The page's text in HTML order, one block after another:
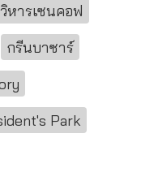
หารเซนคอฟ
กรีนบาซาร์
Park